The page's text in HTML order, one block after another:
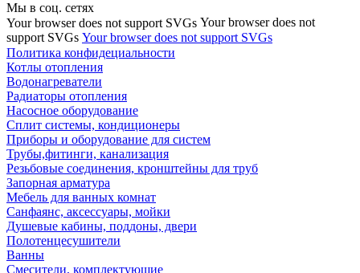
Мы в соц. сетях
Your browser does not support SVGs Your browser does not
support SVGs Your browser does not support SVGs
Политика конфидециальности
Котлы отопления
Водонагреватели
Радиаторы отопления
Насосное оборудование
Сплит системы, кондиционеры
Приборы и оборудование для систем
Трубы,фитинги, канализация
Резьбовые соединения, кронштейны для труб
Запорная арматура
Мебель для ванных комнат
Санфаянс, аксессуары, мойки
Душевые кабины, поддоны, двери
Полотенцесушители
Ванны
Смесители, комплектующие